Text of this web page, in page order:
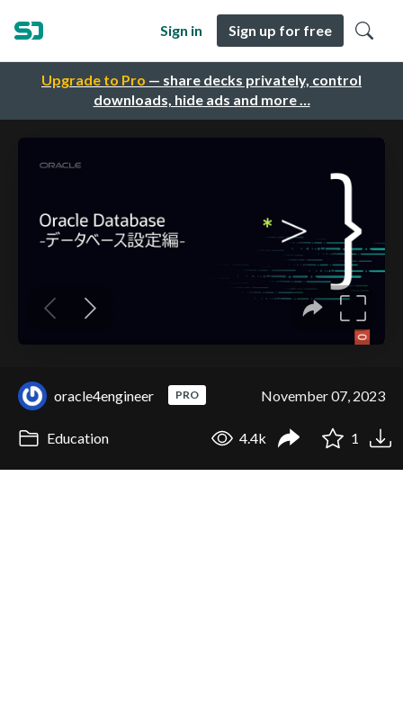
Upgrade to Pro — share decks privately, control
downloads, hide ads and more …
Sign in Sign up for free
oracle4engineer PRO November 07, 2023
Education 4.4k 1